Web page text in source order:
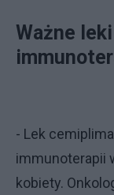
Ważne
- Lek
immunoterapii
kobiety.